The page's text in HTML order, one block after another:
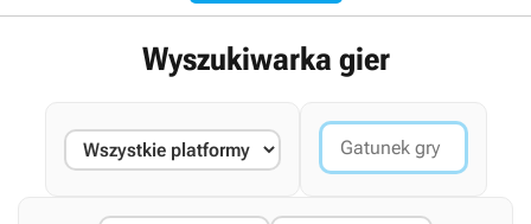
Wyszukiwarka gier